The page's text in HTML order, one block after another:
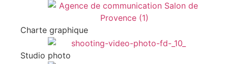
Charte graphique
Studio photo